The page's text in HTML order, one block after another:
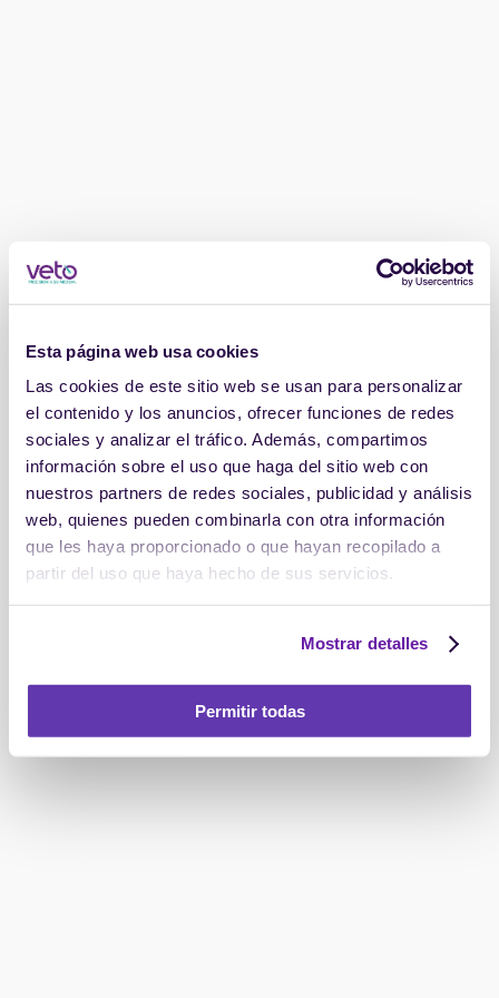
Esta página web usa cookies
Las cookies de este sitio web se usan para personalizar
el contenido y los anuncios, ofrecer funciones de redes
sociales y analizar el tráfico. Además, compartimos
información sobre el uso que haga del sitio web con
nuestros partners de redes sociales, publicidad y análisis
web, quienes pueden combinarla con otra información
que les haya proporcionado o que hayan recopilado a
partir del uso que haya hecho de sus servicios.
Mostrar detalles
Permitir todas